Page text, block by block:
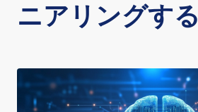
ニアリングする